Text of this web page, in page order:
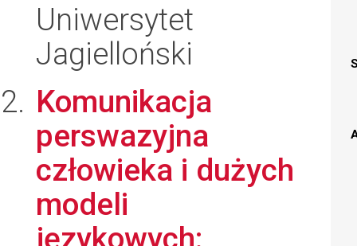
Uniwersytet
Jagielloński
Komunikacja
perswazyjna
człowieka i dużych
modeli
językowych: